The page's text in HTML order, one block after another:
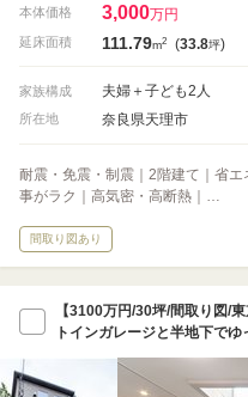
本体価格 3,000万円
延床面積 111.79m2 (33.8坪)
家族構成 夫婦＋子ども2人
所在地 奈良県天理市
耐震・免震・制震｜2階建て｜省
事がラク｜高気密・高断熱｜…
間取り図あり
【3100万円/30坪/間取り図/
トインガレージと半地下で